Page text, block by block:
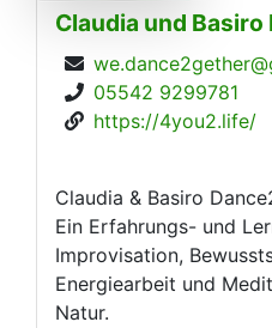
Claudia und
05542 9299781
https://4you2.life/
Claudia & Basiro
Ein Erfahrungs- und
Improvisation,
Energiearbeit und
Natur.